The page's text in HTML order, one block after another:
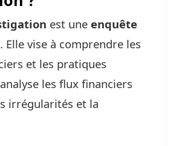
est une enquête
. Elle vise à comprendre les
et les pratiques
les flux financiers
irrégularités et la